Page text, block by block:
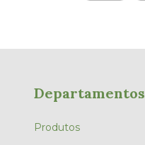
Departamentos
Produtos